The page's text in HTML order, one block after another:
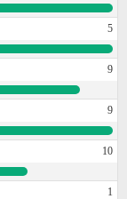
5
9
9
10
1